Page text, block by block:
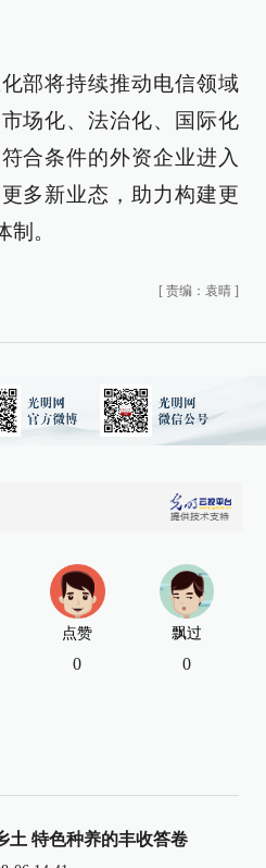
部将持续推动电信领域
场化、法治化、国际化
合条件的外资企业进入
多新业态，助力构建更
。
[ 责编：袁晴 ]
点赞
0
飘过
0
土 特色种养的丰收答卷